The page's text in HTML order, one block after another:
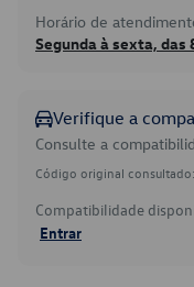
Horário de
Segunda à sexta, das
Verifique a
Consulte a
Código original consultado:
Compatibilidade
Entrar